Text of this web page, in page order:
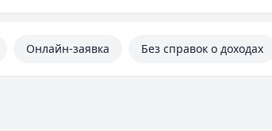
Онлайн-заявка Без справок о доходах